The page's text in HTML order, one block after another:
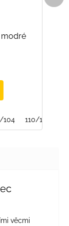
modré
104 110/116
je 5 z 5 hvězdiček.
věcmi